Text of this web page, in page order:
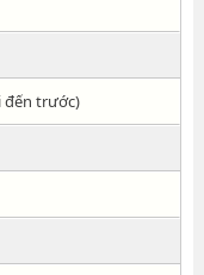
đến trước)